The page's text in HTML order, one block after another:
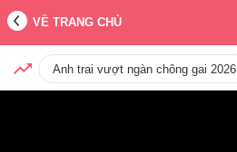
VỀ TRANG CHỦ
Anh trai vượt ngàn chông gai 2026